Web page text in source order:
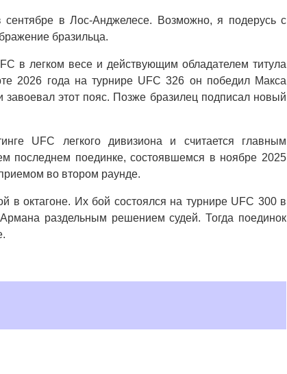
в Лос-Анджелесе. Возможно, я подерусь с
бразильца.
в легком весе и действующим обладателем титула
2026 года на турнире UFC 326 он победил Макса
этот пояс. Позже бразилец подписал новый
UFC легкого дивизиона и считается главным
последнем поединке, состоявшемся в ноябре 2025
во втором раунде.
в октагоне. Их бой состоялся на турнире UFC 300 в
раздельным решением судей. Тогда поединок